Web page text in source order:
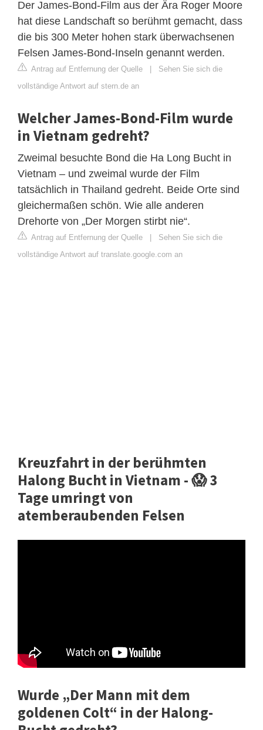
Der James-Bond-Film aus der Ära Roger Moore
hat diese Landschaft so berühmt gemacht, dass
die bis 300 Meter hohen stark überwachsenen
Felsen James-Bond-Inseln genannt werden.
Antrag auf Entfernung der Quelle
Sehen Sie sich die
vollständige Antwort auf stern.de an
Welcher James-Bond-Film wurde
in Vietnam gedreht?
Zweimal besuchte Bond die Ha Long Bucht in
Vietnam – und zweimal wurde der Film
tatsächlich in Thailand gedreht. Beide Orte sind
gleichermaßen schön. Wie alle anderen
Drehorte von „Der Morgen stirbt nie“.
Antrag auf Entfernung der Quelle
Sehen Sie sich die
vollständige Antwort auf translate.google.com an
Kreuzfahrt in der berühmten
Halong Bucht in Vietnam - 😱 3
Tage umringt von
atemberaubenden Felsen
Wurde „Der Mann mit dem
goldenen Colt“ in der Halong-